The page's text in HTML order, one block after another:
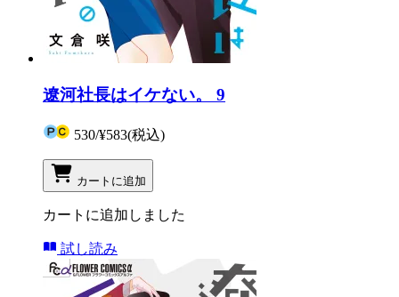
遼河社長はイケない。 9
530/¥583(税込)
カートに追加
カートに追加しました
試し読み